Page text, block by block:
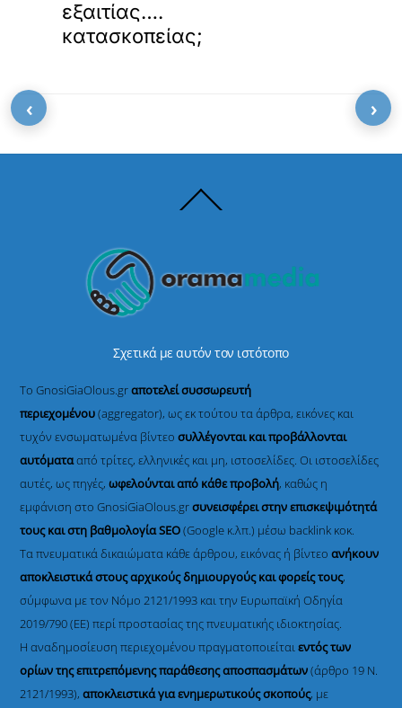
εξαιτίας….
κατασκοπείας;
To
Σχετικά με αυτόν τον ιστότοπο
Το GnosiGiaOlous.grαποτελεί συσσωρευτή
περιεχομένου(aggregator), ως εκ τούτου τα άρθρα, εικόνες και
τυχόν ενσωματωμένα βίντεοσυλλέγονται και προβάλλονται
αυτόματααπό τρίτες, ελληνικές και μη, ιστοσελίδες. Οι ιστοσελίδες
αυτές, ως πηγές,ωφελούνται από κάθε προβολή, καθώς η
εμφάνιση στο GnosiGiaOlous.grσυνεισφέρει στην επισκεψιμότητά
τους και στη βαθμολογία SEO(Google κ.λπ.) μέσω backlink κοκ.
Τα πνευματικά δικαιώματα κάθε άρθρου, εικόνας ή βίντεοανήκουν
αποκλειστικά στους αρχικούς δημιουργούς και φορείς τους,
σύμφωνα με τον Νόμο 2121/1993 και την Ευρωπαϊκή Οδηγία
2019/790 (ΕΕ) περί προστασίας της πνευματικής ιδιοκτησίας.
Η αναδημοσίευση περιεχομένου πραγματοποιείταιεντός των
ορίων της επιτρεπόμενης παράθεσης αποσπασμάτων(άρθρο 19 Ν.
2121/1993), αποκλειστικά για ενημερωτικούς σκοπούς, με
‹ ›